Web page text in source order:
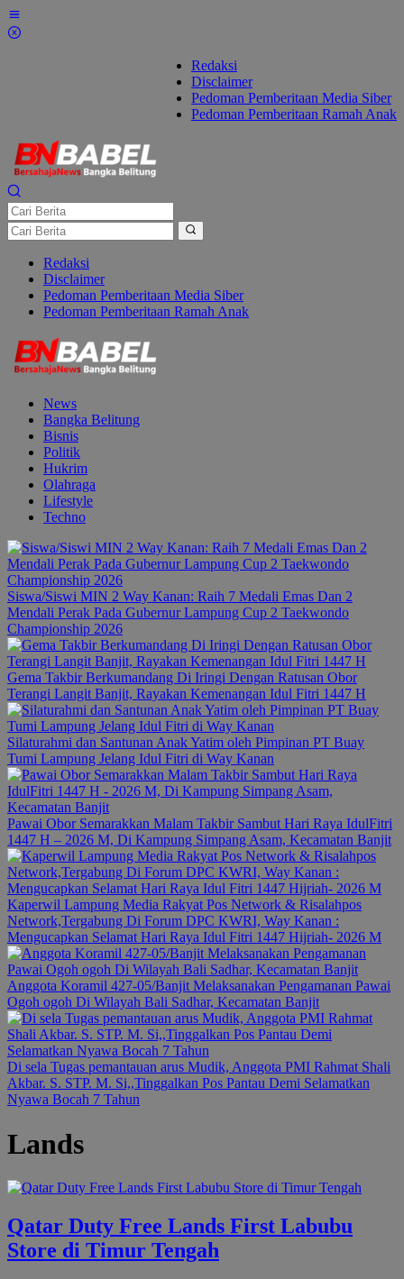
Lewati
ke
Redaksi
Disclaimer
Pedoman Pemberitaan Media Siber
Pedoman Pemberitaan Ramah Anak
Redaksi
Disclaimer
Pedoman Pemberitaan Media Siber
Pedoman Pemberitaan Ramah Anak
News
Bangka Belitung
Bisnis
Politik
Hukrim
Olahraga
Lifestyle
Techno
Siswa/Siswi MIN 2 Way Kanan: Raih 7 Medali Emas Dan 2
Mendali Perak Pada Gubernur Lampung Cup 2 Taekwondo
Championship 2026
Gema Takbir Berkumandang Di Iringi Dengan Ratusan Obor
Terangi Langit Banjit, Rayakan Kemenangan Idul Fitri 1447 H
Silaturahmi dan Santunan Anak Yatim oleh Pimpinan PT Buay
Tumi Lampung Jelang Idul Fitri di Way Kanan
Pawai Obor Semarakkan Malam Takbir Sambut Hari Raya IdulFitri
1447 H – 2026 M, Di Kampung Simpang Asam, Kecamatan Banjit
Kaperwil Lampung Media Rakyat Pos Network & Risalahpos
Network,Tergabung Di Forum DPC KWRI, Way Kanan :
Mengucapkan Selamat Hari Raya Idul Fitri 1447 Hijriah- 2026 M
Anggota Koramil 427-05/Banjit Melaksanakan Pengamanan Pawai
Ogoh ogoh Di Wilayah Bali Sadhar, Kecamatan Banjit
Di sela Tugas pemantauan arus Mudik, Anggota PMI Rahmat Shali
Akbar. S. STP. M. Si,,Tinggalkan Pos Pantau Demi Selamatkan
Nyawa Bocah 7 Tahun
Lands
Qatar Duty Free Lands First Labubu
Store di Timur Tengah